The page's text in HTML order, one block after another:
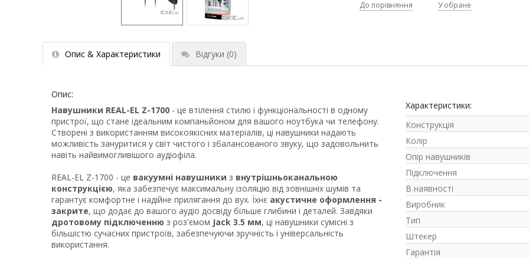
До порівняння У обране
Опис & Характеристики Відгуки (0)
Опис:
Навушники REAL-EL Z-1700 - це втілення стилю і функціональності в одному
пристрої, що стане ідеальним компаньйоном для вашого ноутбука чи телефону.
Створені з використанням високоякісних матеріалів, ці навушники надають
можливість зануритися у світ чистого і збалансованого звуку, що задовольнить
навіть найвимогливішого аудіофіла.
REAL-EL Z-1700 - це вакуумні навушники з внутрішньоканальною
конструкцією, яка забезпечує максимальну ізоляцію від зовнішніх шумів та
гарантує комфортне і надійне прилягання до вух. Їхнє акустичне оформлення -
закрите, що додає до вашого аудіо досвіду більше глибини і деталей. Завдяки
дротовому підключенню з роз'ємом Jack 3.5 мм, ці навушники сумісні з
більшістю сучасних пристроїв, забезпечуючи зручність і універсальність
використання.
Характеристики:
Конструкція
Колір
Опір навушників
Підключення
В наявності
Виробник
Тип
Штекер
Гарантія